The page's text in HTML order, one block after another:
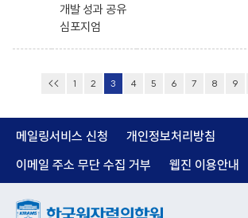
개발 성과 공유
심포지엄
<< 1 2 3 4 5 6 7 8 9
메일링서비스 신청
개인정보처리방침
이메일 주소 무단 수집 거부
웹진 이용안내